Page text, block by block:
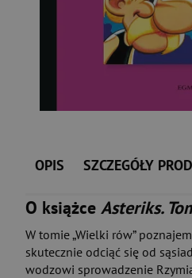
OPIS SZCZEGÓŁY
O książce Asteriks.
W tomie „Wielki rów”
skutecznie odciąć się od
wodzowi sprowadzenie